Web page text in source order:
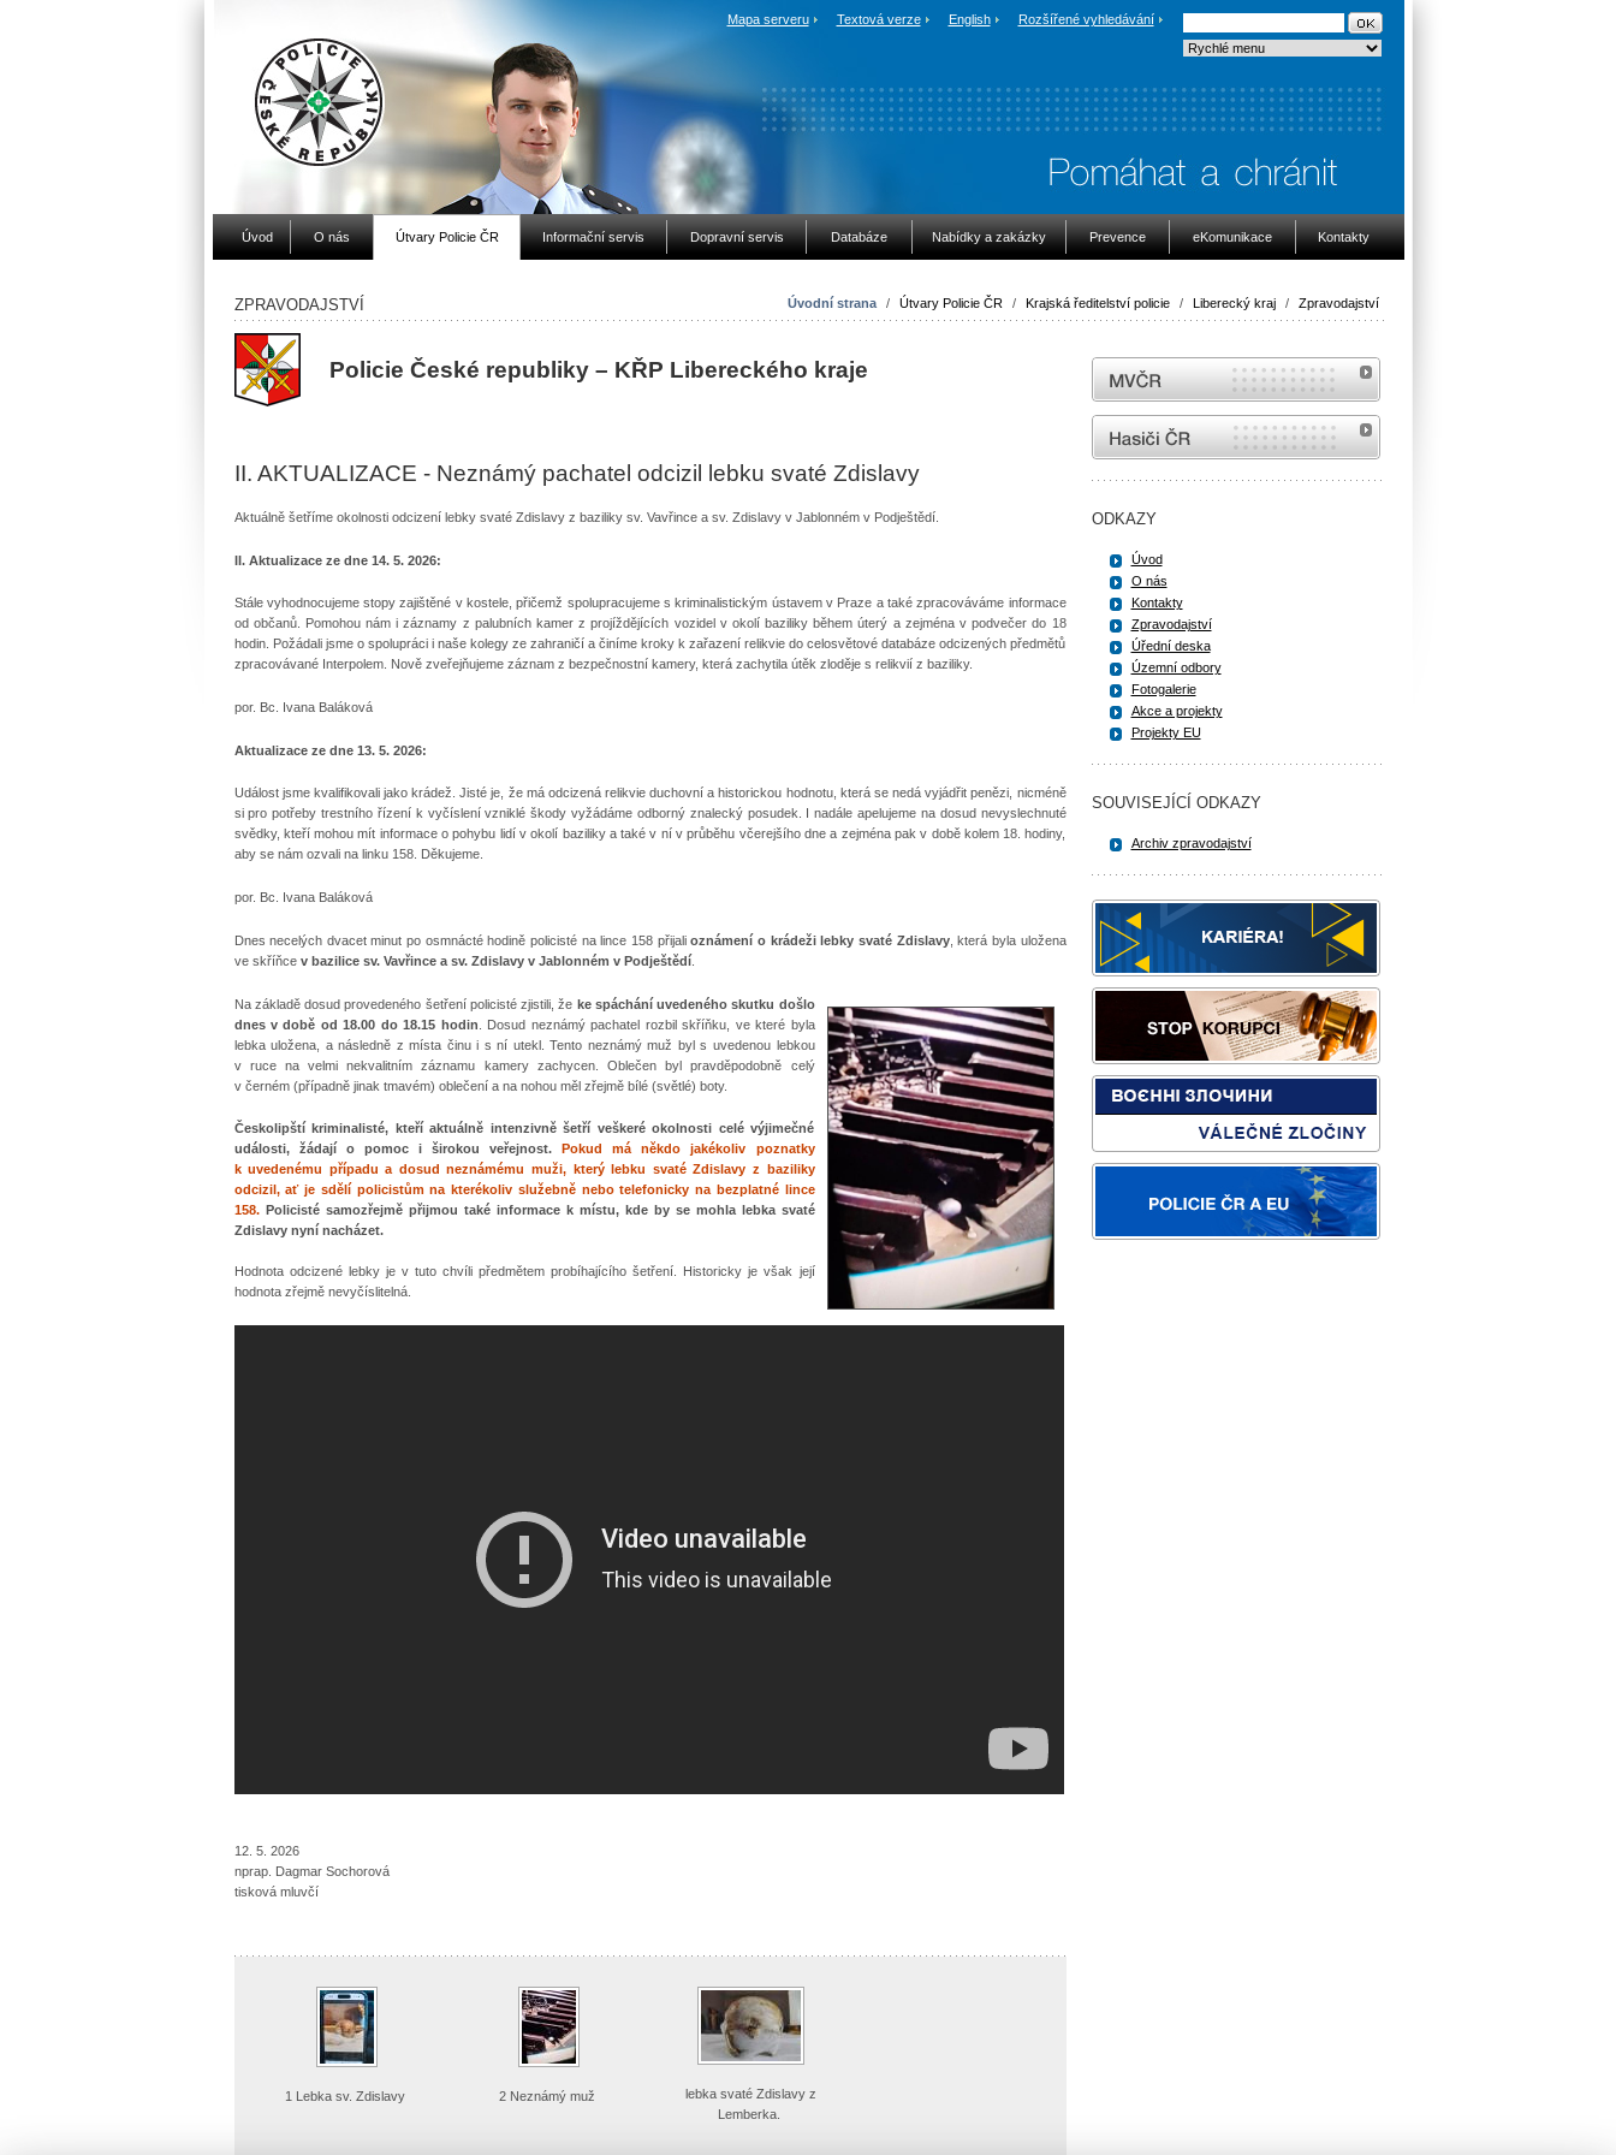
Mapa serveru Textová verze English Rozšířené vyhledávání
Úvod O nás Útvary Policie ČR Informační servis Dopravní servis Databáze Nabídky a zakázky Prevence eKomunikace Kontakty
Úvodní strana / Útvary Policie ČR / Krajská ředitelství policie / Liberecký kraj / Zpravodajství
ZPRAVODAJSTVÍ
Policie České republiky – KŘP Libereckého kraje
II. AKTUALIZACE - Neznámý pachatel odcizil lebku svaté Zdislavy
Aktuálně šetříme okolnosti odcizení lebky svaté Zdislavy z baziliky sv. Vavřince a sv. Zdislavy v Jablonném v Podještědí.
II. Aktualizace ze dne 14. 5. 2026:
Stále vyhodnocujeme stopy zajištěné v kostele, přičemž spolupracujeme s kriminalistickým ústavem v Praze a také zpracováváme informace
od občanů. Pomohou nám i záznamy z palubních kamer z projíždějících vozidel v okolí baziliky během úterý a zejména v podvečer do 18
hodin. Požádali jsme o spolupráci i naše kolegy ze zahraničí a činíme kroky k zařazení relikvie do celosvětové databáze odcizených předmětů
zpracovávané Interpolem. Nově zveřejňujeme záznam z bezpečnostní kamery, která zachytila útěk zloděje s relikvií z baziliky.
por. Bc. Ivana Baláková
Aktualizace ze dne 13. 5. 2026:
Událost jsme kvalifikovali jako krádež. Jisté je, že má odcizená relikvie duchovní a historickou hodnotu, která se nedá vyjádřit penězi, nicméně
si pro potřeby trestního řízení k vyčíslení vzniklé škody vyžádáme odborný znalecký posudek. I nadále apelujeme na dosud nevyslechnuté
svědky, kteří mohou mít informace o pohybu lidí v okolí baziliky a také v ní v průběhu včerejšího dne a zejména pak v době kolem 18. hodiny,
aby se nám ozvali na linku 158. Děkujeme.
por. Bc. Ivana Baláková
Dnes necelých dvacet minut po osmnácté hodině policisté na lince 158 přijalioznámení o krádeži lebky svaté Zdislavy, která byla uložena
ve skříňce v bazilice sv. Vavřince a sv. Zdislavy v Jablonném v Podještědí.
Na základě dosud provedeného šetření policisté zjistili, že ke spáchání uvedeného skutku došlo
dnes v době od 18.00 do 18.15 hodin . Dosud neznámý pachatel rozbil skříňku, ve které byla
lebka uložena, a následně z místa činu i s ní utekl. Tento neznámý muž byl s uvedenou lebkou
v ruce na velmi nekvalitním záznamu kamery zachycen. Oblečen byl pravděpodobně celý
v černém (případně jinak tmavém) oblečení a na nohou měl zřejmě bílé (světlé) boty.
Českolipští kriminalisté, kteří aktuálně intenzivně šetří veškeré okolnosti celé výjimečné
události, žádají o pomoc i širokou veřejnost.Pokud má někdo jakékoliv poznatky
k uvedenému případu a dosud neznámému muži, který lebku svaté Zdislavy z baziliky
odcizil, ať je sdělí policistům na kterékoliv služebně nebo telefonicky na bezplatné lince
158.Policisté samozřejmě přijmou také informace k místu, kde by se mohla lebka svaté
Zdislavy nyní nacházet.
Hodnota odcizené lebky je v tuto chvíli předmětem probíhajícího šetření. Historicky je však její
hodnota zřejmě nevyčíslitelná.
12. 5. 2026
nprap. Dagmar Sochorová
tisková mluvčí
1 Lebka sv. Zdislavy 2 Neznámý muž
lebka svaté Zdislavy z
Lemberka.
MVČR
internetové stránky Hasiči ČR
ODKAZY
Úvod
O nás
Kontakty
Zpravodajství
Úřední deska
Územní odbory
Fotogalerie
Akce a projekty
Projekty EU
SOUVISEJÍCÍ ODKAZY
Archiv zpravodajství